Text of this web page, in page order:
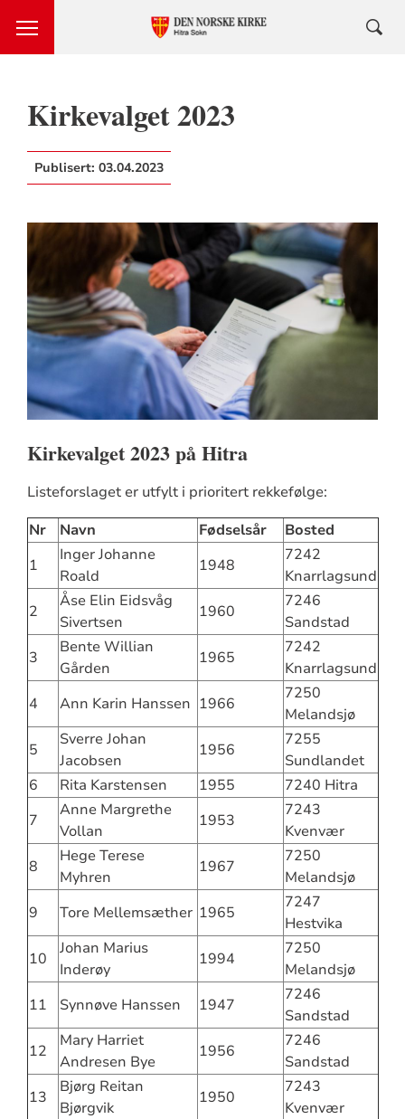
Kirkevalget 2023
Publisert: 03.04.2023
Kirkevalget 2023 på Hitra
Listeforslaget er utfylt i prioritert rekkefølge:
Nr
Navn Fødselsår
Bosted
1
Inger Johanne
Roald
1948
7242
Knarrlagsund
2
Åse Elin Eidsvåg
Sivertsen
1960
7246
Sandstad
3
Bente Willian
Gården
1965
7242
Knarrlagsund
4
Ann Karin Hanssen 1966
7250
Melandsjø
5
Sverre Johan
Jacobsen
1956
7255
Sundlandet
6
Rita Karstensen 1955
7240 Hitra
7
Anne Margrethe
Vollan
1953
7243
Kvenvær
8
Hege Terese
Myhren
1967
7250
Melandsjø
9
Tore Mellemsæther 1965
7247
Hestvika
10
Johan Marius
Inderøy
1994
7250
Melandsjø
11
Synnøve Hanssen 1947
7246
Sandstad
12
Mary Harriet
Andresen Bye
1956
7246
Sandstad
13
Bjørg Reitan
Bjørgvik
1950
7243
Kvenvær